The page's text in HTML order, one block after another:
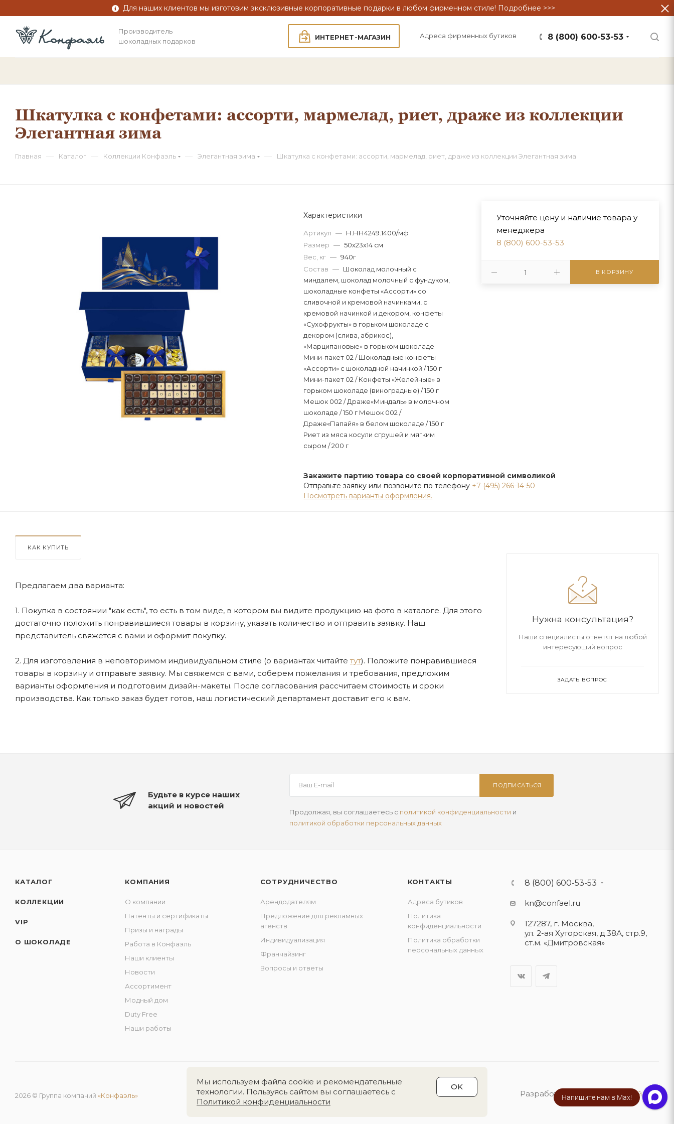
Для наших клиентов мы изготовим эксклюзивные корпоративные подарки в любом фирменном стиле! Подробнее >>>
Производитель
шоколадных подарков
8 (800) 600-53-53
ИНТЕРНЕТ-МАГАЗИН Адреса фирменных бутиков
Шкатулка с конфетами: ассорти, мармелад, риет, драже из коллекции
Элегантная зима
Главная — Каталог — Коллекции Конфаэль — Элегантная зима — Шкатулка с конфетами: ассорти, мармелад, риет, драже из коллекции Элегантная зима
Характеристики
Артикул — Н.НН4249.1400/мф
Размер — 50х23х14 см
Вес, кг — 940г
Состав — Шоколад молочный с
миндалем, шоколад молочный с фундуком,
шоколадные конфеты «Ассорти» со
сливочной и кремовой начинками, с
кремовой начинкой и декором, конфеты
«Сухофрукты» в горьком шоколаде с
декором (слива, абрикос),
«Марципановые» в горьком шоколаде
Мини-пакет 02 / Шоколадные конфеты
«Ассорти» с шоколадной начинкой / 150 г
Мини-пакет 02 / Конфеты «Желейные» в
горьком шоколаде (виноградные) / 150 г
Мешок 002 / Драже«Миндаль» в молочном
шоколаде / 150 г Мешок 002 /
Драже«Папайя» в белом шоколаде / 150 г
Риет из мяса косули сгрушей и мягким
сыром / 200 г
Уточняйте цену и наличие товара у
менеджера
8 (800) 600-53-53
В КОРЗИНУ
Закажите партию товара со своей корпоративной символикой
Отправьте заявку или позвоните по телефону +7 (495) 266-14-50
Посмотреть варианты оформления.
КАК КУПИТЬ
Предлагаем два варианта:
1. Покупка в состоянии "как есть", то есть в том виде, в котором вы видите продукцию на фото в каталоге. Для этого
достаточно положить понравившиеся товары в корзину, указать количество и отправить заявку. Наш
представитель свяжется с вами и оформит покупку.
2. Для изготовления в неповторимом индивидуальном стиле (о вариантах читайте тут). Положите понравившиеся
товары в корзину и отправьте заявку. Мы свяжемся с вами, соберем пожелания и требования, предложим
варианты оформления и подготовим дизайн-макеты. После согласования рассчитаем стоимость и сроки
производства. Как только заказ будет готов, наш логистический департамент доставит его к вам.
Нужна консультация?
Наши специалисты ответят на любой
интересующий вопрос
ЗАДАТЬ ВОПРОС
Будьте в курсе наших
акций и новостей
ПОДПИСАТЬСЯ
Продолжая, вы соглашаетесь с политикой конфиденциальности и
политикой обработки персональных данных
КАТАЛОГ
КОЛЛЕКЦИИ
VIP
О ШОКОЛАДЕ
КОМПАНИЯ
О компании
Патенты и сертификаты
Призы и награды
Работа в Конфаэль
Наши клиенты
Новости
Ассортимент
Модный дом
Duty Free
Наши работы
СОТРУДНИЧЕСТВО
Арендодателям
Предложение для рекламных
агенств
Индивидуализация
Франчайзинг
Вопросы и ответы
КОНТАКТЫ
Адреса бутиков
Политика
конфиденциальности
Политика обработки
персональных данных
8 (800) 600-53-53
kn@confael.ru
127287, г. Москва,
ул. 2-ая Хуторская, д.38А, стр.9,
ст.м. «Дмитровская»
Разработка сайта:«Четвёртый Рим»
2026 © Группа компаний «Конфаэль»
Мы используем файла cookie и рекомендательные
технологии. Пользуясь сайтом вы соглашаетесь с
Политикой конфиденциальности
OK
Напишите нам в Max!